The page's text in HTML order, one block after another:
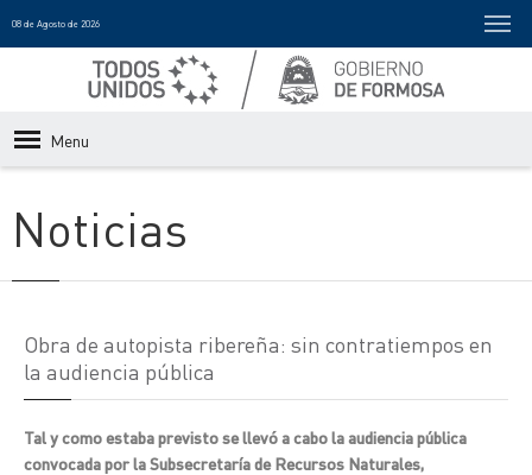
08 de Agosto de 2026
Menu
Noticias
Obra de autopista ribereña: sin contratiempos en
la audiencia pública
Tal y como estaba previsto se llevó a cabo la audiencia pública
convocada por la Subsecretaría de Recursos Naturales,